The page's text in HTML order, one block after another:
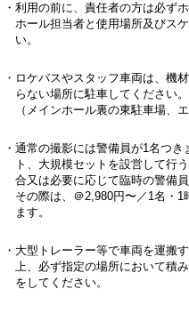
・利用の前に、責任者の方は必ず
ホール担当者と使用場所及びス
い。
・ロケバスやスタッフ車両は、機
らない場所に駐車してください。
（メインホール裏の東駐車場、
・通常の撮影には警備員が1名つ
ト、大規模セットを設営して行
合又は必要に応じて臨時の警備
その際は、＠2,980円〜／1名・
ます。
・大型トレーラー等で車両を運搬
上、必ず指定の場所において積
をしてください。